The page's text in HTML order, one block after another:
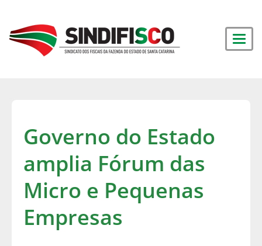
Governo do Estado
amplia Fórum das
Micro e Pequenas
Empresas